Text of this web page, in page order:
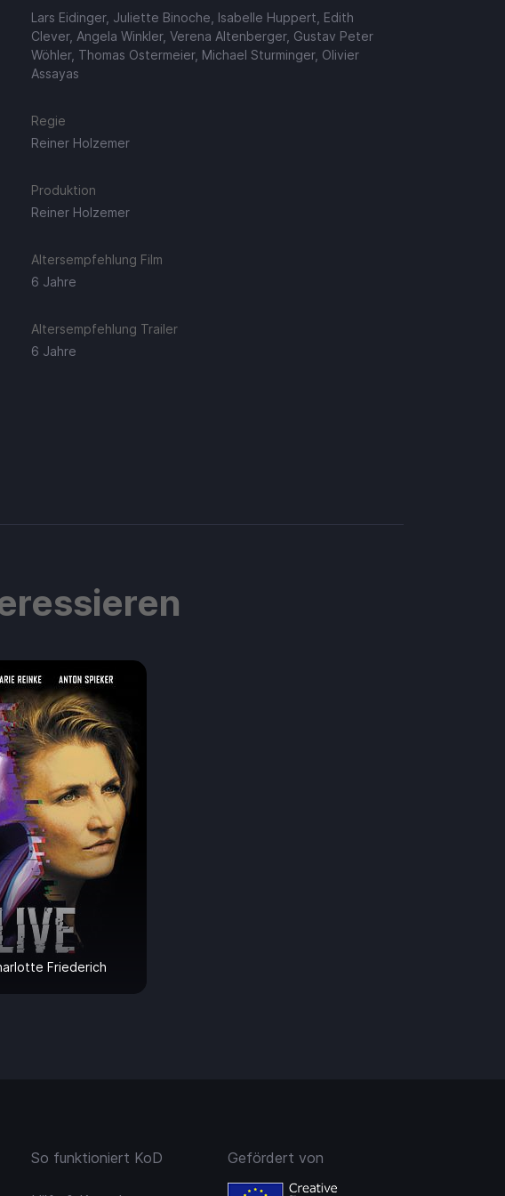
Lars Eidinger, Juliette Binoche, Isabelle Huppert, Edith
Clever, Angela Winkler, Verena Altenberger, Gustav Peter
Wöhler, Thomas Ostermeier, Michael Sturminger, Olivier
Assayas
Regie
Reiner Holzemer
Produktion
Reiner Holzemer
Altersempfehlung Film
6 Jahre
Altersempfehlung Trailer
6 Jahre
Friederich
So funktioniert KoD Gefördert von